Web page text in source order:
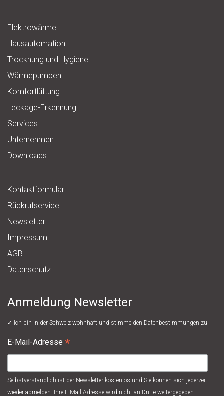
Elektrowärme
Hausautomation
Trocknung und Hygiene
Wärmepumpen
Komfortlüftung
Leckage-Erkennung
Services
Unternehmen
Downloads
Kontaktformular
Rückrufservice
Newsletter
Impressum
AGB
Datenschutz
Anmeldung Newsletter
✓ Ich bin in der Schweiz wohnhaft und stimme den Datenbestimmungen zu
E-Mail-Adresse *
Selbstverständlich ist der Newsletter kostenlos und Sie können sich jederzeit
wieder abmelden. Ihre E-Mail-Adresse wird nicht an Dritte weitergegeben.